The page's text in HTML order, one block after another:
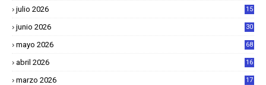
julio 2026 15
junio 2026 30
mayo 2026 68
abril 2026
16
marzo 2026
17